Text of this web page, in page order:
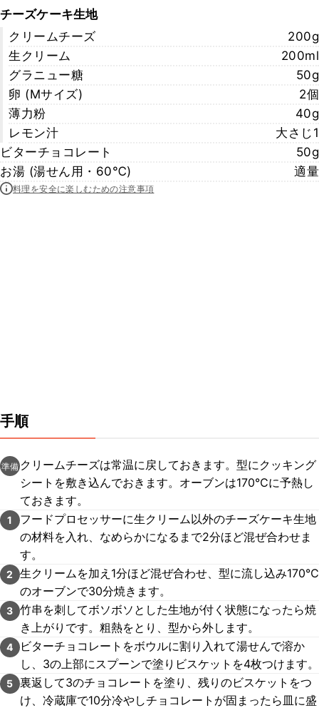
チーズケーキ生地
クリームチーズ
200g
生クリーム
200ml
グラニュー糖
50g
卵 (Ⅿサイズ)
2個
薄力粉
40g
レモン汁
大さじ1
ビターチョコレート
50g
お湯 (湯せん用・60℃)
適量
料理を安全に楽しむための注意事項
手順
準備 クリームチーズは常温に戻しておきます。型にクッキング
シートを敷き込んでおきます。オーブンは170℃に予熱し
ておきます。
1
フードプロセッサーに生クリーム以外のチーズケーキ生地
の材料を入れ、なめらかになるまで2分ほど混ぜ合わせま
す。
2
生クリームを加え1分ほど混ぜ合わせ、型に流し込み170℃
のオーブンで30分焼きます。
3 竹串を刺してボソボソとした生地が付く状態になったら焼
き上がりです。粗熱をとり、型から外します。
4
ビターチョコレートをボウルに割り入れて湯せんで溶か
し、3の上部にスプーンで塗りビスケットを4枚つけます。
5 裏返して3のチョコレートを塗り、残りのビスケットをつ
け、冷蔵庫で10分冷やしチョコレートが固まったら皿に盛